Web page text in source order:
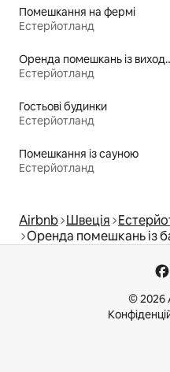
Помешкання на фермі
Естерйотланд
Оренда
Естерйотланд
Гостьові будинки
Естерйотланд
Помешкання із сауною
Естерйотланд
Airbnb Швеція
Оренда помешкань із
© 2026